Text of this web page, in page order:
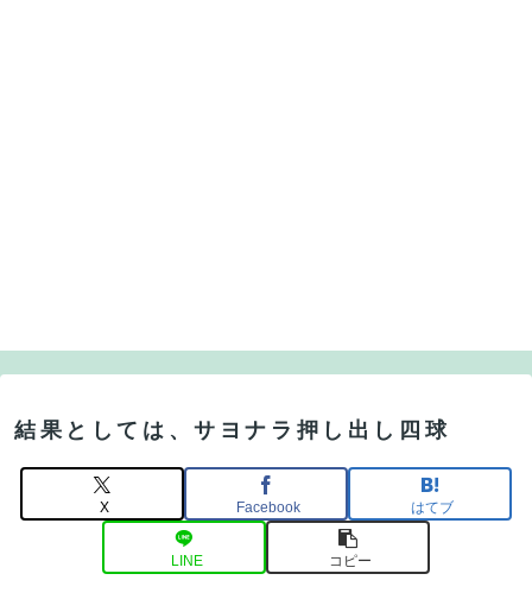
結果としては、サヨナラ押し出し四球
X Facebook はてブ
LINE コピー